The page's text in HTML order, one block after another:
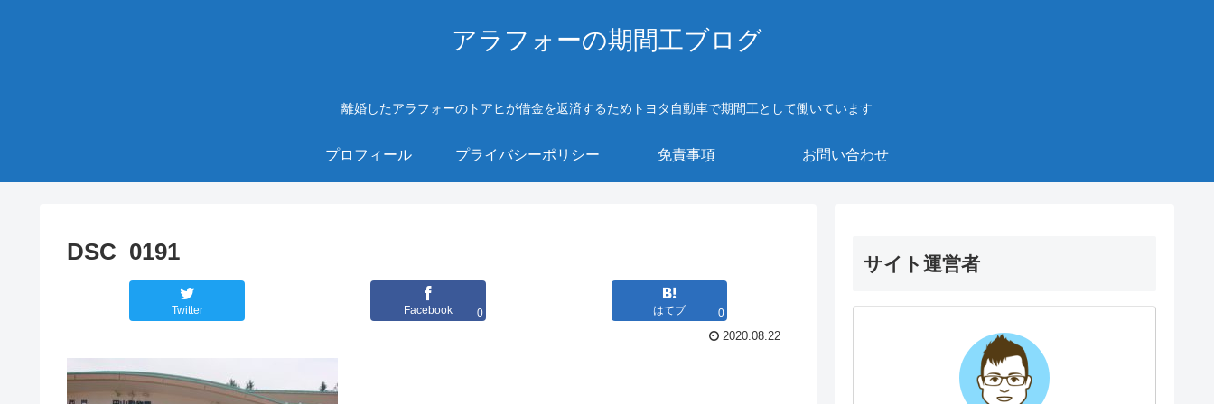
アラフォーの期間工ブログ
離婚したアラフォーのトアヒが借金を返済するためトヨタ自動車で期間工として働いています
プロフィール プライバシーポリシー 免責事項 お問い合わせ
DSC_0191
Twitter Facebook 0 はてブ
0
2020.08.22
サイト運営者